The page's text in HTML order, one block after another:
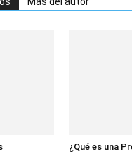
¿Qué es una